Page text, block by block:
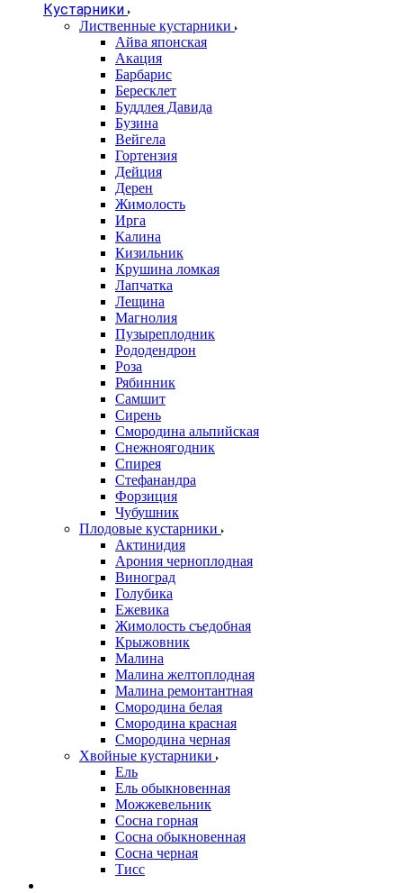
Кустарники
Лиственные кустарники
Айва японская
Акация
Барбарис
Бересклет
Буддлея Давида
Бузина
Вейгела
Гортензия
Дейция
Дерен
Жимолость
Ирга
Калина
Кизильник
Крушина ломкая
Лапчатка
Лещина
Магнолия
Пузыреплодник
Рододендрон
Роза
Рябинник
Самшит
Сирень
Смородина альпийская
Снежноягодник
Спирея
Стефанандра
Форзиция
Чубушник
Плодовые кустарники
Актинидия
Арония черноплодная
Виноград
Голубика
Ежевика
Жимолость съедобная
Крыжовник
Малина
Малина желтоплодная
Малина ремонтантная
Смородина белая
Смородина красная
Смородина черная
Хвойные кустарники
Ель
Ель обыкновенная
Можжевельник
Сосна горная
Сосна обыкновенная
Сосна черная
Тисс